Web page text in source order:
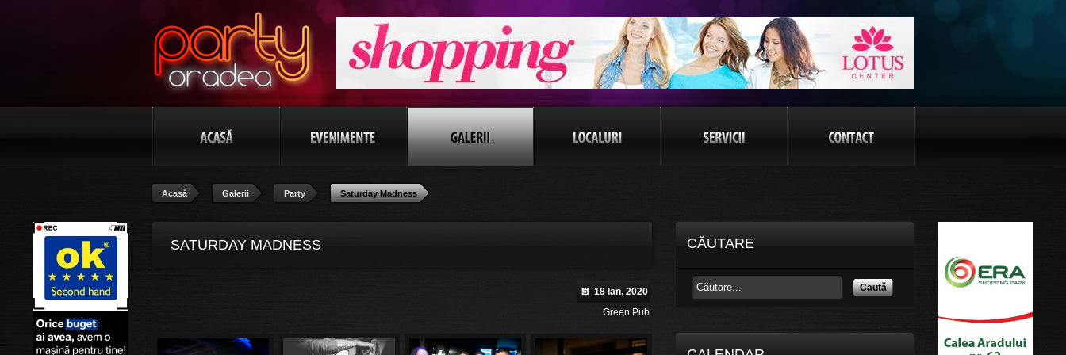
Acasă Galerii Party Saturday Madness
SATURDAY MADNESS
18 Ian, 2020
Green Pub
CĂUTARE
Caută